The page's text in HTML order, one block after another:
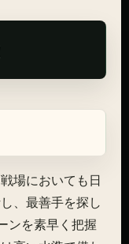
場においても日
、最善手を探し
ンを素早く把握